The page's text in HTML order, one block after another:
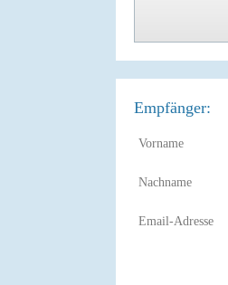
Empfänger:
Vorname
Nachname
Email-Adresse